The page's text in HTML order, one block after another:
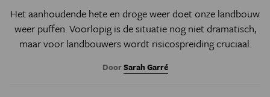
Het aanhoudende hete en droge weer doet onze landbouw
weer puffen. Voorlopig is de situatie nog niet dramatisch,
maar voor landbouwers wordt risicospreiding cruciaal.
DoorSarah Garré